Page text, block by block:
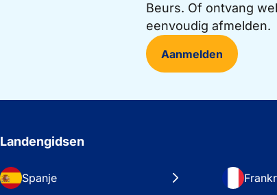
Beurs. Of ontvang
eenvoudig afmelden.
Aanmelden
Landengidsen
Spanje